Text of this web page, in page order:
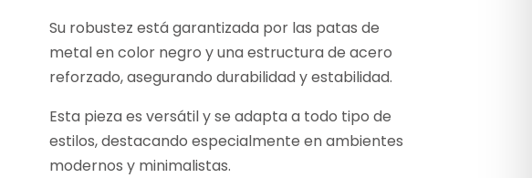
Su robustez está garantizada por las patas de
metal en color negro y una estructura de acero
reforzado, asegurando durabilidad y estabilidad.
Esta pieza es versátil y se adapta a todo tipo de
estilos, destacando especialmente en ambientes
modernos y minimalistas.